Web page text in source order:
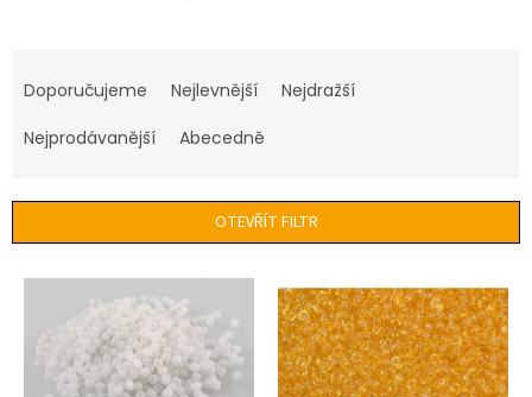
í
r
Doporučujeme Nejlevnější
Nejdražší
Nejprodávanější
Abecedně
OTEVŘÍT FILTR